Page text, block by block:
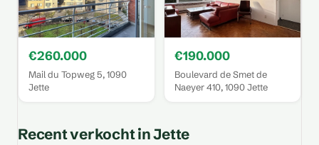
€260.000
Mail du Topweg 5, 1090
Jette
€190.000
Boulevard de Smet de
Naeyer 410, 1090 Jette
Recent verkocht in Jette